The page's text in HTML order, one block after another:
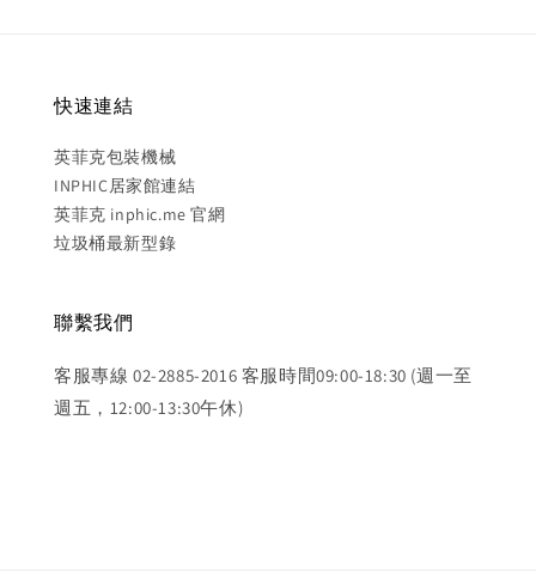
快速連結
英菲克包裝機械
INPHIC居家館連結
英菲克 inphic.me 官網
垃圾桶最新型錄
聯繫我們
客服專線 02-2885-2016 客服時間09:00-18:30 (週一至
週五，12:00-13:30午休)